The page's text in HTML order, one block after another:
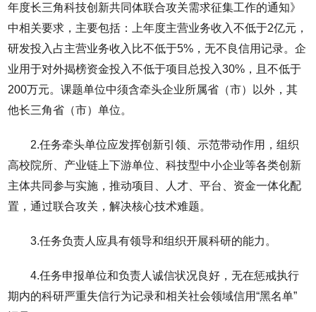
年度长三角科技创新共同体联合攻关需求征集工作的通知》
中相关要求，主要包括：上年度主营业务收入不低于2亿元，
研发投入占主营业务收入比不低于5%，无不良信用记录。企
业用于对外揭榜资金投入不低于项目总投入30%，且不低于
200万元。课题单位中须含牵头企业所属省（市）以外，其
他长三角省（市）单位。
2.任务牵头单位应发挥创新引领、示范带动作用，组织
高校院所、产业链上下游单位、科技型中小企业等各类创新
主体共同参与实施，推动项目、人才、平台、资金一体化配
置，通过联合攻关，解决核心技术难题。
3.任务负责人应具有领导和组织开展科研的能力。
4.任务申报单位和负责人诚信状况良好，无在惩戒执行
期内的科研严重失信行为记录和相关社会领域信用“黑名单”